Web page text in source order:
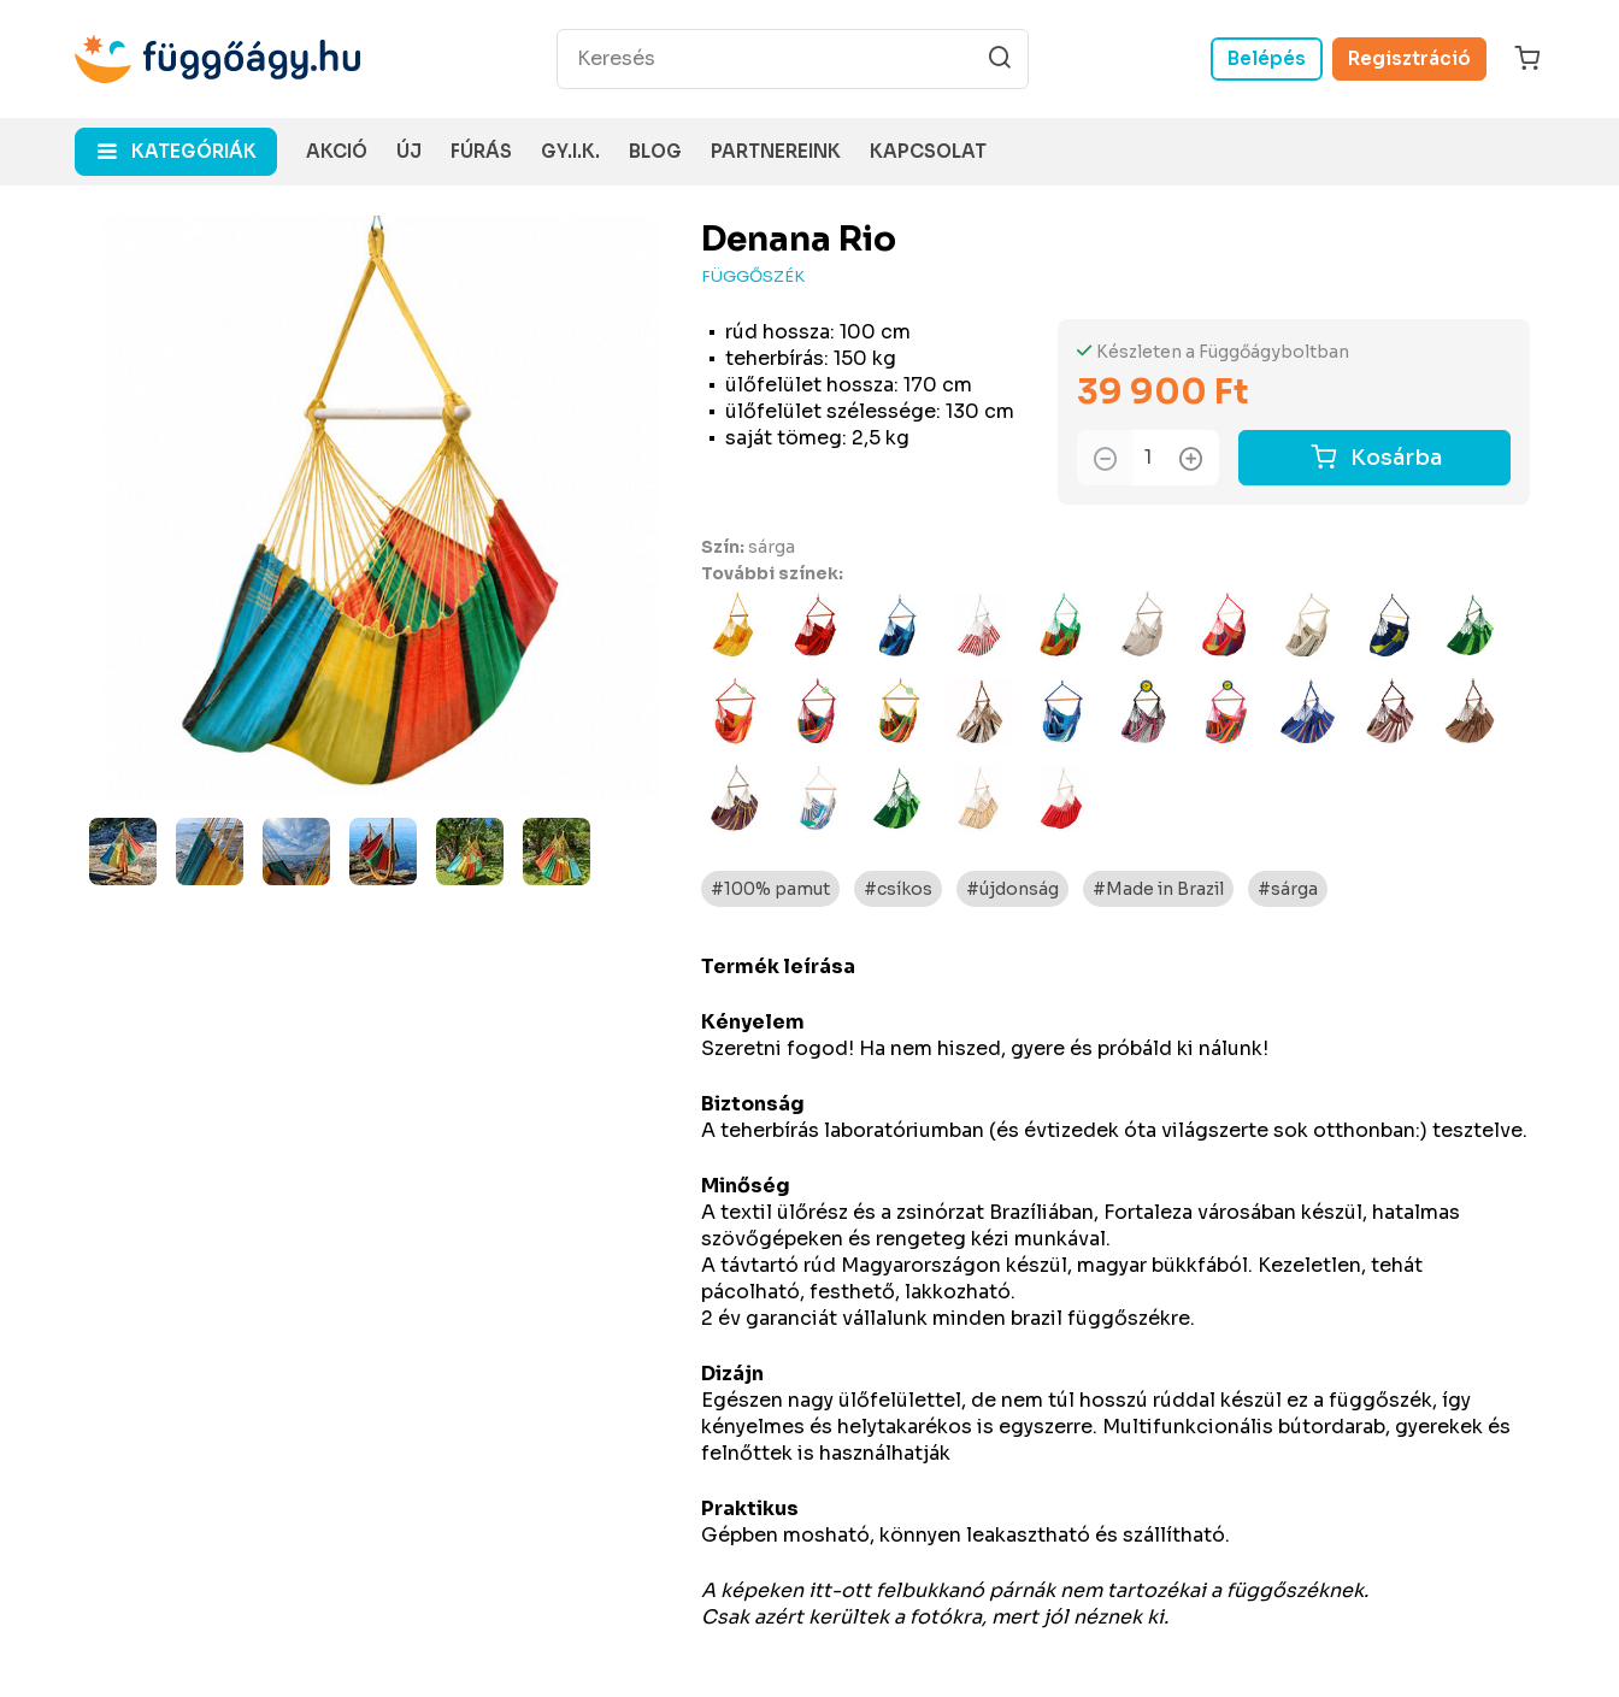
Belépés Regisztráció
KATEGÓRIÁK AKCIÓ ÚJ FÚRÁS GY.I.K. BLOG PARTNEREINK KAPCSOLAT
Denana Rio
FÜGGŐSZÉK
rúd hossza: 100 cm
teherbírás: 150 kg
ülőfelület hossza: 170 cm
ülőfelület szélessége: 130 cm
saját tömeg: 2,5 kg
Készleten a Függőágyboltban
39 900 Ft
Kosárba
Szín:sárga
További színek:
#100% pamut #csíkos #újdonság #Made in Brazil #sárga
Termék leírása
Kényelem
Szeretni fogod! Ha nem hiszed, gyere és próbáld ki nálunk!
Biztonság
A teherbírás laboratóriumban (és évtizedek óta világszerte sok otthonban:) tesztelve.
Minőség
A textil ülőrész és a zsinórzat Brazíliában, Fortaleza városában készül, hatalmas
szövőgépeken és rengeteg kézi munkával.
A távtartó rúd Magyarországon készül, magyar bükkfából. Kezeletlen, tehát
pácolható, festhető, lakkozható.
2 év garanciát vállalunk minden brazil függőszékre.
Dizájn
Egészen nagy ülőfelülettel, de nem túl hosszú rúddal készül ez a függőszék, így
kényelmes és helytakarékos is egyszerre. Multifunkcionális bútordarab, gyerekek és
felnőttek is használhatják
Praktikus
Gépben mosható, könnyen leakasztható és szállítható.
A képeken itt-ott felbukkanó párnák nem tartozékai a függőszéknek.
Csak azért kerültek a fotókra, mert jól néznek ki.